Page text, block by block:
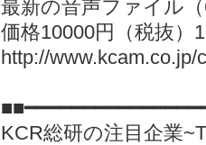
最新の音声ファイル
価格10000円（税抜）
http://www.kcam.co.jp/
KCR総研の注目企業